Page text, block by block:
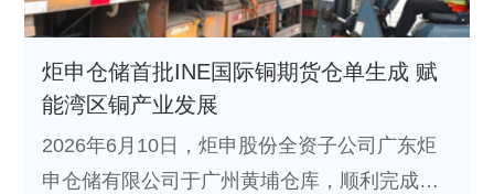
炬申仓储首批INE国际铜期货仓单生成 赋
能湾区铜产业发展
2026年6月10日，炬申股份全资子公司广东炬
申仓储有限公司于广州黄埔仓库，顺利完成首